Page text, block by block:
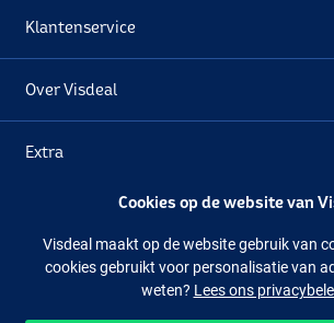
Klantenservice
Over Visdeal
Extra
Facebook
Cookies op de website van
Visdeal maakt op de website gebruik van
cookies gebruikt voor personalisatie van
weten? Lees ons